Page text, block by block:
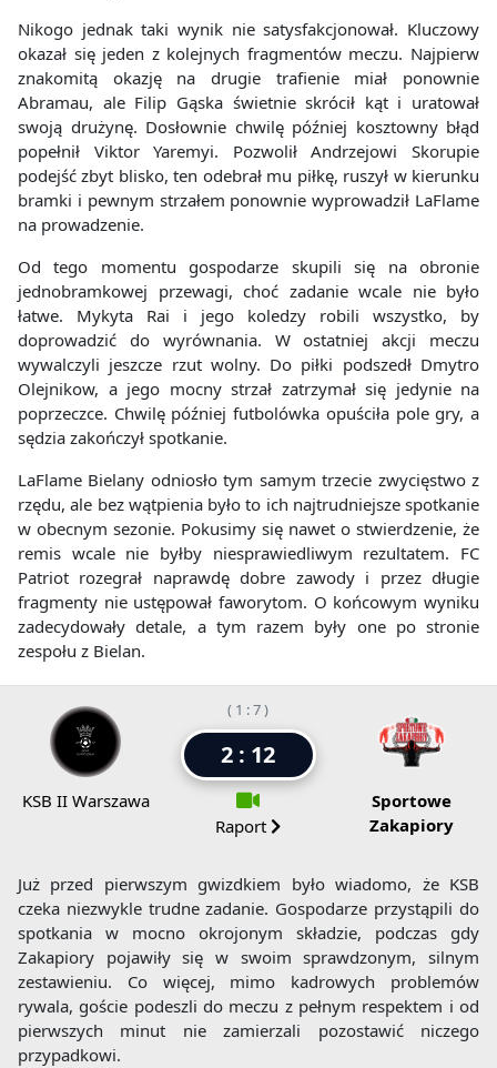
Nikogo jednak taki wynik nie satysfakcjonował. Kluczowy
okazał się jeden z kolejnych fragmentów meczu. Najpierw
znakomitą okazję na drugie trafienie miał ponownie
Abramau, ale Filip Gąska świetnie skrócił kąt i uratował
swoją drużynę. Dosłownie chwilę później kosztowny błąd
popełnił Viktor Yaremyi. Pozwolił Andrzejowi Skorupie
podejść zbyt blisko, ten odebrał mu piłkę, ruszył w kierunku
bramki i pewnym strzałem ponownie wyprowadził LaFlame
na prowadzenie.
Od tego momentu gospodarze skupili się na obronie
jednobramkowej przewagi, choć zadanie wcale nie było
łatwe. Mykyta Rai i jego koledzy robili wszystko, by
doprowadzić do wyrównania. W ostatniej akcji meczu
wywalczyli jeszcze rzut wolny. Do piłki podszedł Dmytro
Olejnikow, a jego mocny strzał zatrzymał się jedynie na
poprzeczce. Chwilę później futbolówka opuściła pole gry, a
sędzia zakończył spotkanie.
LaFlame Bielany odniosło tym samym trzecie zwycięstwo z
rzędu, ale bez wątpienia było to ich najtrudniejsze spotkanie
w obecnym sezonie. Pokusimy się nawet o stwierdzenie, że
remis wcale nie byłby niesprawiedliwym rezultatem. FC
Patriot rozegrał naprawdę dobre zawody i przez długie
fragmenty nie ustępował faworytom. O końcowym wyniku
zadecydowały detale, a tym razem były one po stronie
zespołu z Bielan.
KSB II Warszawa
( 1 : 7 )
2 : 12
Raport
Sportowe
Zakapiory
Już przed pierwszym gwizdkiem było wiadomo, że KSB
czeka niezwykle trudne zadanie. Gospodarze przystąpili do
spotkania w mocno okrojonym składzie, podczas gdy
Zakapiory pojawiły się w swoim sprawdzonym, silnym
zestawieniu. Co więcej, mimo kadrowych problemów
rywala, goście podeszli do meczu z pełnym respektem i od
pierwszych minut nie zamierzali pozostawić niczego
przypadkowi.